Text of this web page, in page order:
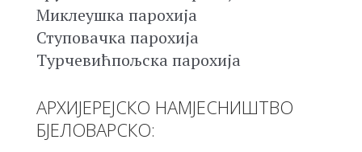
Миклеушка парохија
Ступовачка парохија
Турчевићпољска парохија
АРХИЈЕРЕЈСКО НАМЈЕСНИШТВО
БЈЕЛОВАРСКО: